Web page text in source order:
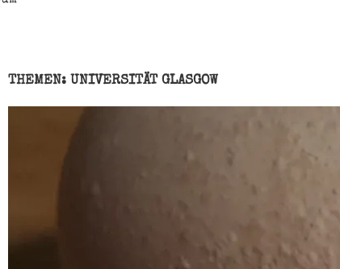
THEMEN: UNIVERSITÄT GLASGOW